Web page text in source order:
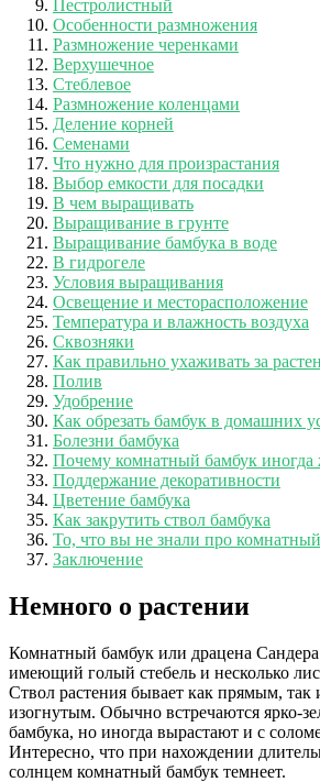
Пестролистный
Особенности размножения
Размножение черенками
Верхушечное
Стеблевое
Размножение коленцами
Деление корней
Семенами
Что нужно для произрастания
Выбор емкости для посадки
В чем выращивать
Выращивание в грунте
Выращивание бамбука в воде
В гидрогеле
Условия выращивания
Освещение и месторасположение
Температура и влажность воздуха
Сквозняки
Как правильно ухаживать за
Полив
Удобрение
Как обрезать бамбук в домашних
Болезни бамбука
Почему комнатный бамбук иногда
Поддержание декоративности
Цветение бамбука
Как закрутить ствол бамбука
То, что вы не знали про
Заключение
Немного о растении
Комнатный бамбук или драцена
имеющий голый стебель и несколько
Ствол растения бывает как прямым, так
изогнутым. Обычно встречаются ярко-
бамбука, но иногда вырастают и с
Интересно, что при нахождении
солнцем комнатный бамбук темнеет.